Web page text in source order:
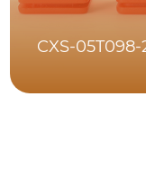
CXS-